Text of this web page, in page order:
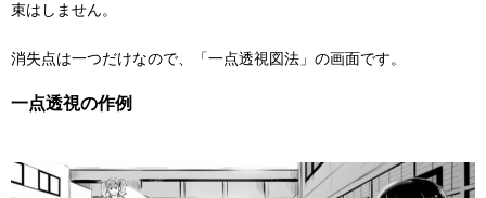
束はしません。
消失点は一つだけなので、「一点透視図法」の画面です。
一点透視の作例